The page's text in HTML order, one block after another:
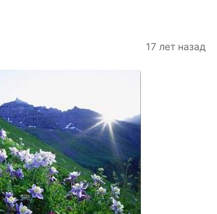
17 лет назад